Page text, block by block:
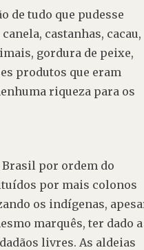
de tudo que pudesse
castanhas, cacau,
gordura de peixe,
produtos que eram
riqueza para os
Brasil por ordem do
por mais colonos
os indígenas,
marquês, ter dado a
livres. As aldeias